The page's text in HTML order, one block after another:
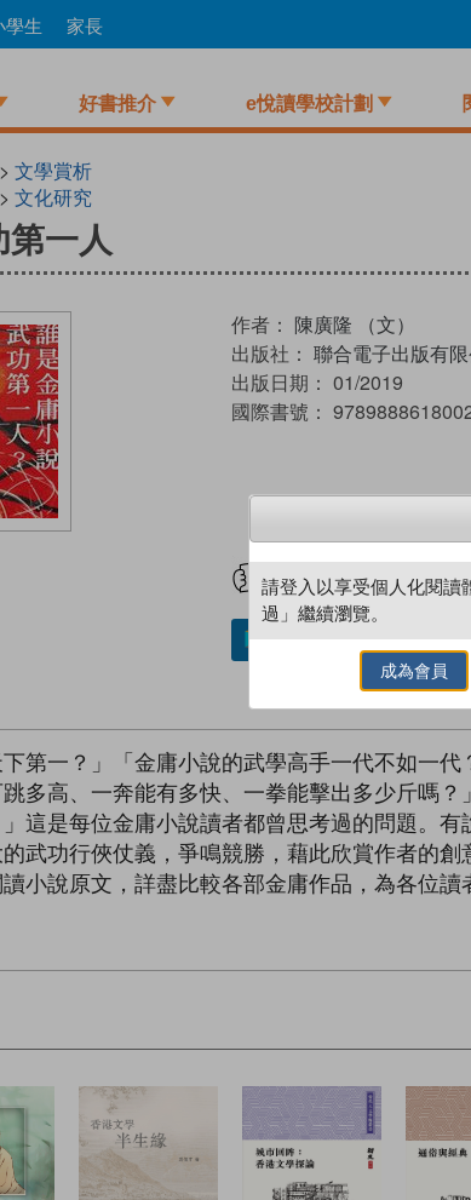
學生 家長
好書推介 e悅讀學校計劃
> 文學賞析
> 文化研究
一人
作者： 陳廣隆 （文）
出版社： 聯合電子出版有
出版日期： 01/2019
國際書號：
試閲
加入／閱讀電子書
下第一？」「金庸小說的武學高手一代不如一
多高、一奔能有多快、一拳能擊出多少斤嗎
這是每位金庸小說讀者都曾思考過的問題。
武功行俠仗義，爭鳴競勝，藉此欣賞作者的
小說原文，詳盡比較各部金庸作品，為各位
請登入以享受個人化閱讀
過」繼續瀏覽。
成為會員